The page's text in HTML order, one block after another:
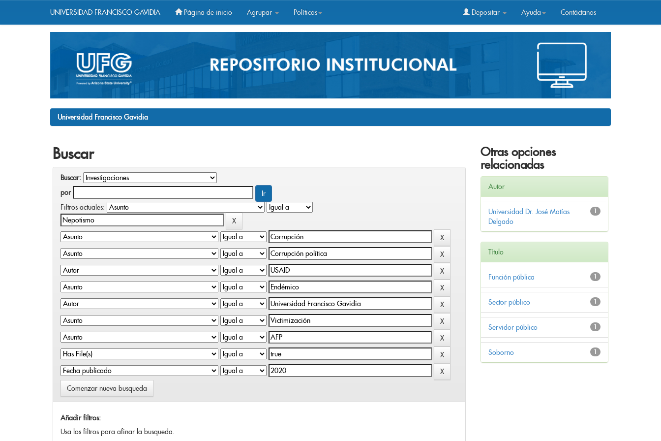
UNIVERSIDAD FRANCISCO GAVIDIA Página de inicio Agrupar Políticas Depositar Ayuda Contáctanos
Universidad Francisco Gavidia
Buscar
Buscar:
por
Filtros actuales:
Comenzar nueva busqueda
Añadir filtros:
Usa los filtros para afinar la busqueda.
Otras opciones
relacionadas
Autor
1
Universidad Dr. José Matías
Delgado
Título
1
Función pública
1
Sector público
1
Servidor público
1
Soborno